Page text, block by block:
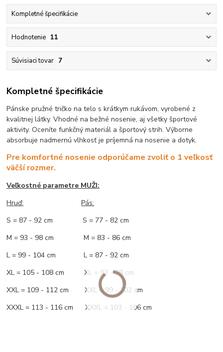
Kompletné špecifikácie
Hodnotenie 11
Súvisiaci tovar 7
Kompletné špecifikácie
Pánske pružné tričko na telo s krátkym rukávom, vyrobené z
kvalitnej látky. Vhodné na bežné nosenie, aj všetky športové
aktivity. Oceníte funkčný materiál a športový strih. Výborne
absorbuje nadmernú vlhkosť je príjemná na nosenie a dotyk.
Pre komfortné nosenie odporúčame zvoliť o 1 veľkosť
väčší rozmer.
Veľkostné parametre MUŽI:
Hruď:
Pás:
S = 87 - 92 cm S = 77 - 82 cm
M = 93 - 98 cm M = 83 - 86 cm
L = 99 - 104 cm L = 87 - 92 cm
XL = 105 - 108 cm XL = 93 - 98 cm
XXL = 109 - 112 cm XXL = 99 - 102 cm
XXXL = 113 - 116 cm XXXL = 103 - 106 cm